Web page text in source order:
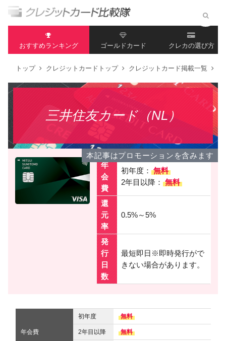
おすすめランキング ゴールドカード クレカの選び方
トップ クレジットカードトップ クレジットカード掲載一覧
三井住友カード（NL）
本記事はプロモーションを含みます
年
会
費
初年度： 無料
2年目以降： 無料
還
元
率
0.5%～5%
発
行
日
数
最短即日※即時発行がで
きない場合があります。
年会費
初年度 無料
2年目以降 無料